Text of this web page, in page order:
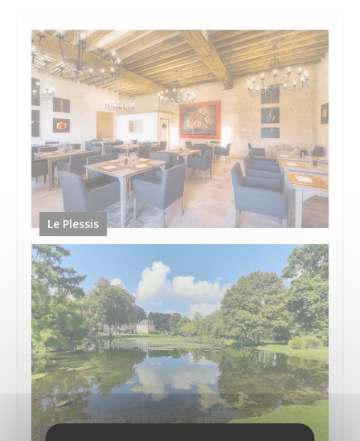
Le Plessis